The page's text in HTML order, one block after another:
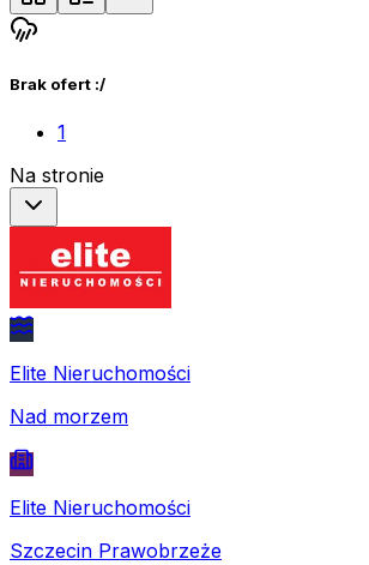
Brak ofert :/
1
Na stronie
Elite Nieruchomości
Nad morzem
Elite Nieruchomości
Szczecin Prawobrzeże